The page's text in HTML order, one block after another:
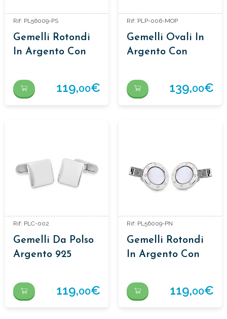
Rif: PL56009-PS
Gemelli Rotondi
In Argento Con
119,00€
Rif: PLP-006-MOP
Gemelli Ovali In
Argento Con
139,00€
Rif: PLC-002
Gemelli Da Polso
Argento 925
119,00€
Rif: PL56009-PN
Gemelli Rotondi
In Argento Con
119,00€